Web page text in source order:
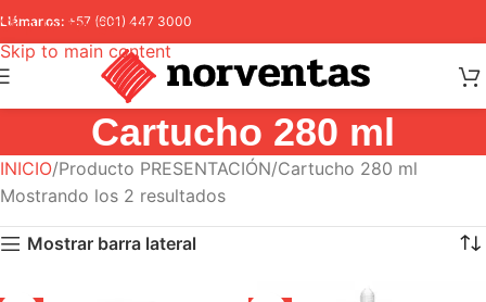
Skip to navigation
Skip to main content
Llámanos: +57 (601) 447 3000
Cartucho 280 ml
INICIO Producto PRESENTACIÓN Cartucho 280 ml
Mostrando los 2 resultados
Mostrar barra lateral